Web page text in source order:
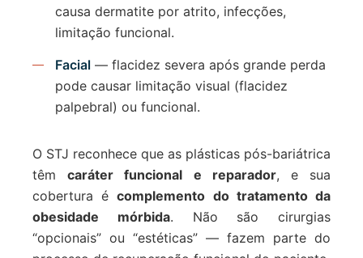
causa dermatite por atrito, infecções,
limitação funcional.
Facial — flacidez severa após grande perda
pode causar limitação visual (flacidez
palpebral) ou funcional.
O STJ reconhece que as plásticas pós-bariátrica
têmcaráter funcional e reparador, e sua
cobertura écomplemento do tratamento da
obesidade mórbida. Não são cirurgias
“opcionais” ou “estéticas” — fazem parte do